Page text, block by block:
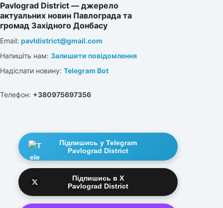
Pavlograd District — джерело
актуальних новин Павлограда та
громад Західного Донбасу
Email: pavldistrict@gmail.com
Напишіть нам: Залишити повідомлення
Надіслати новину: Telegram Bot
Телефон: +380975697356
Підпишись у Telegram
Pavlograd District
Підпишись в X
Pavlograd District